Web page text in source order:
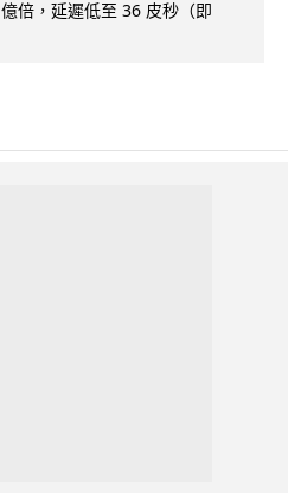
倍，延遲低至 36 皮秒（即